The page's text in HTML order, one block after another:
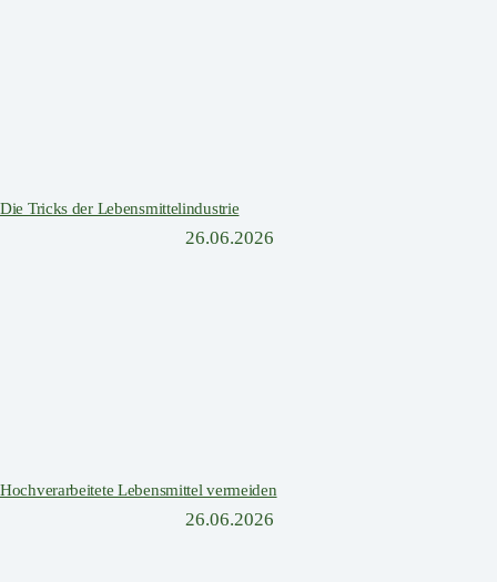
Die Tricks der Lebensmittelindustrie
26.06.2026
Hochverarbeitete Lebensmittel vermeiden
26.06.2026